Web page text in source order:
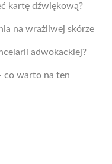
kartę dźwiękową?
na wrażliwej skórze
adwokackiej?
co warto na ten